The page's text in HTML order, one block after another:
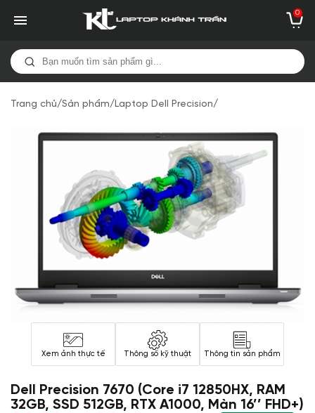
0
Trang chủ/Sản phẩm/Laptop Dell Precision/
Xem ảnh thực tế Thông số kỹ thuật Thông tin sản phẩm
Dell Precision 7670 (Core i7 12850HX, RAM
32GB, SSD 512GB, RTX A1000, Màn 16’’ FHD+)